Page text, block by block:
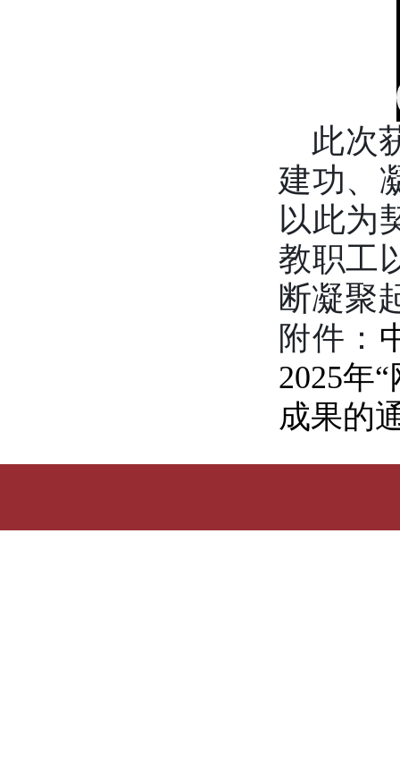
此次
建功、
以此为
教职工
断凝聚
附件：
2025年
成果的